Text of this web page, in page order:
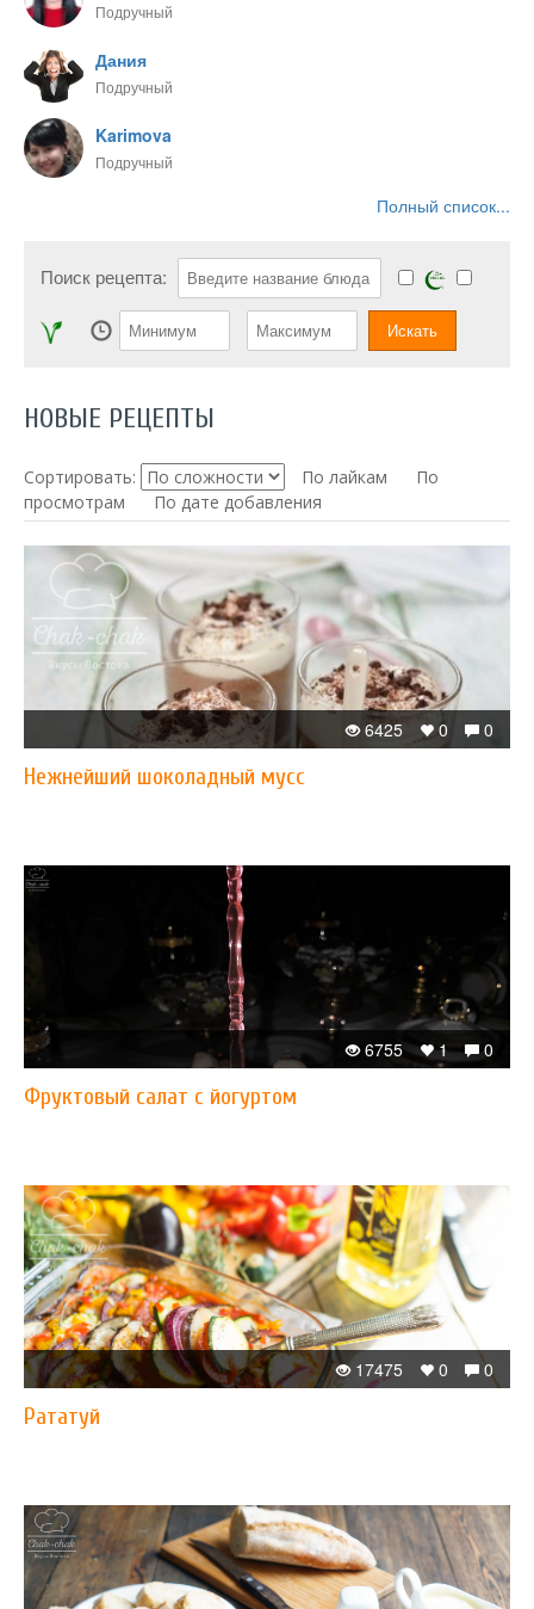
Подручный
Дания
Подручный
Karimova
Подручный
Полный список...
Поиск рецепта:
НОВЫЕ РЕЦЕПТЫ
Сортировать: По лайкам
По
просмотрам
По дате добавления
0
0
6425
Нежнейший шоколадный мусс
0
1
6755
Фруктовый салат с йогуртом
0
0
17475
Рататуй